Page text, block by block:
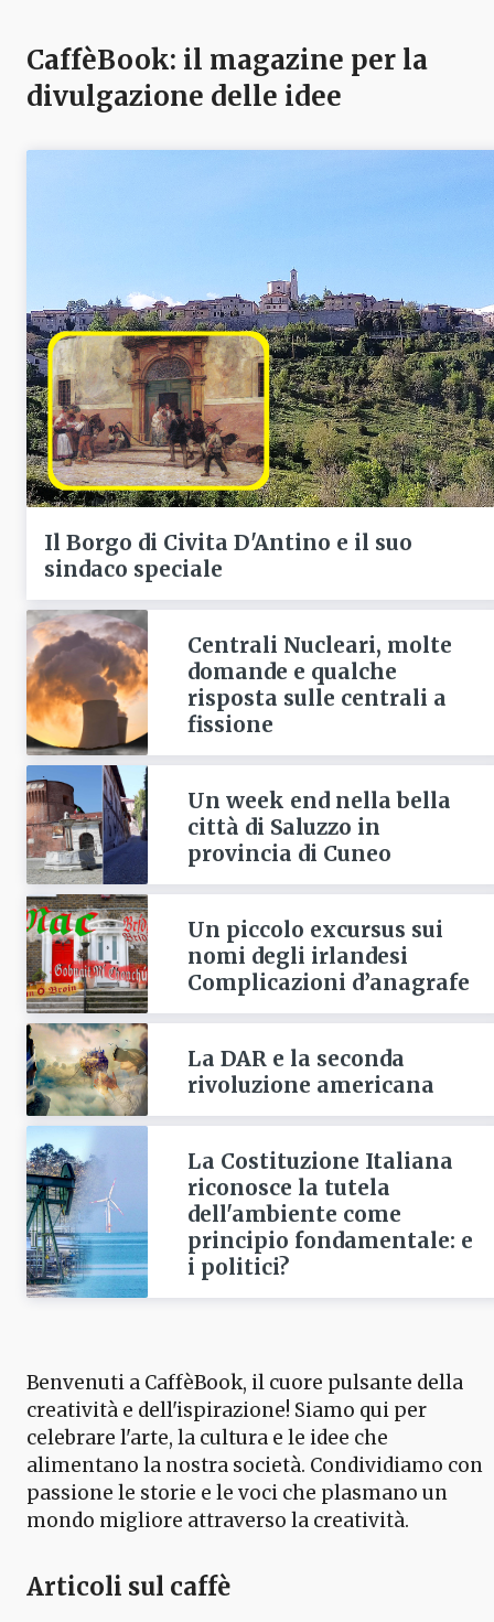
CaffèBook: il magazine per la
divulgazione delle idee
Il Borgo di Civita D'Antino e il suo
sindaco speciale
Centrali Nucleari, molte
domande e qualche
risposta sulle centrali a
fissione
Un week end nella bella
città di Saluzzo in
provincia di Cuneo
Un piccolo excursus sui
nomi degli irlandesi
Complicazioni d’anagrafe
La DAR e la seconda
rivoluzione americana
La Costituzione Italiana
riconosce la tutela
dell'ambiente come
principio fondamentale: e
i politici?
Benvenuti a CaffèBook, il cuore pulsante della
creatività e dell'ispirazione! Siamo qui per
celebrare l'arte, la cultura e le idee che
alimentano la nostra società. Condividiamo con
passione le storie e le voci che plasmano un
mondo migliore attraverso la creatività.
Articoli sul caffè